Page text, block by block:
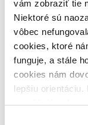
vám zobraziť tie
Niektoré sú
vôbec
cookies, ktoré
funguje, a stále
cookies nám
lepšiu orientáciu.
umožňujú
Najlacnejšie